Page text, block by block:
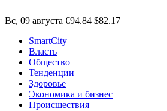
Вс, 09 августа €94.84 $82.17
SmartCity
Власть
Общество
Тенденции
Здоровье
Экономика и бизнес
Происшествия